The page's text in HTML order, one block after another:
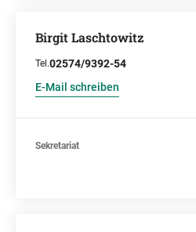
Birgit Laschtowitz
Tel.02574/9392-54
E-Mail schreiben
Sekretariat